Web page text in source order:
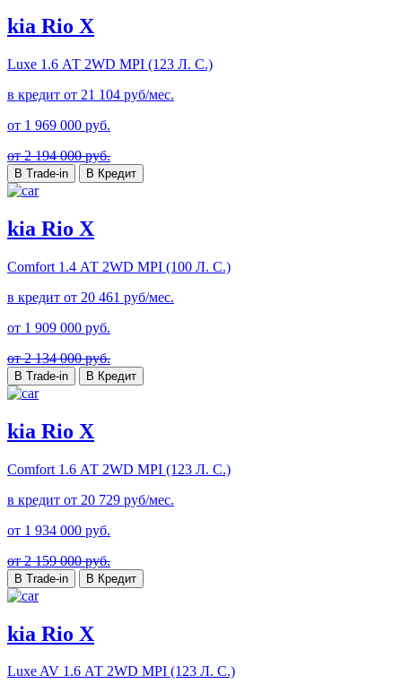
kia Rio X
Luxe 1.6 АТ 2WD MPI (123 Л. C.)
в кредит от 21 104 руб/мес.
от 1 969 000 руб.
от 2 194 000 руб.
В Trade-in В Кредит
kia Rio X
Comfort 1.4 АТ 2WD MPI (100 Л. C.)
в кредит от 20 461 руб/мес.
от 1 909 000 руб.
от 2 134 000 руб.
В Trade-in В Кредит
kia Rio X
Comfort 1.6 АТ 2WD MPI (123 Л. C.)
в кредит от 20 729 руб/мес.
от 1 934 000 руб.
от 2 159 000 руб.
В Trade-in В Кредит
kia Rio X
Luxe AV 1.6 АТ 2WD MPI (123 Л. C.)